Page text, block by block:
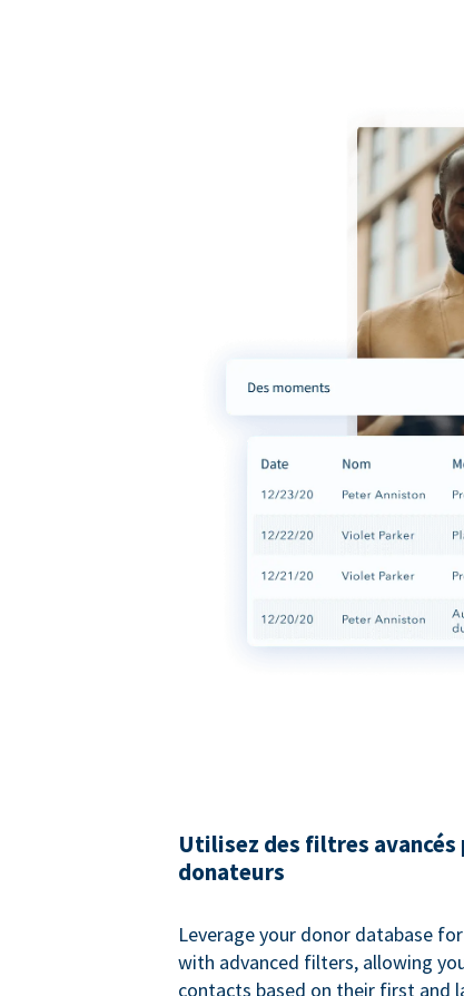
Utilisez des filtres avancés
donateurs
Leverage your donor database
with advanced filters, allowing
contacts based on their first and